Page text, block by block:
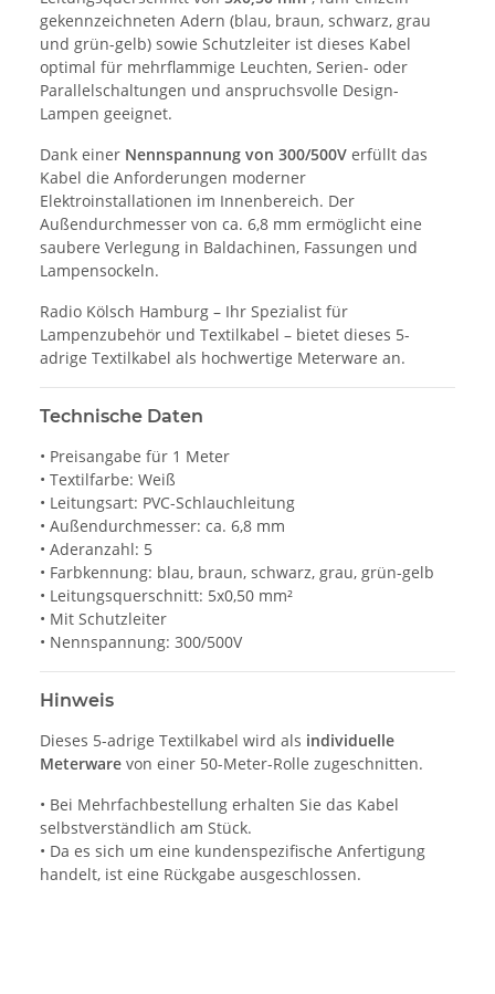
gekennzeichneten Adern (blau, braun, schwarz, grau
und grün-gelb) sowie Schutzleiter ist dieses Kabel
optimal für mehrflammige Leuchten, Serien- oder
Parallelschaltungen und anspruchsvolle Design-
Lampen geeignet.
Dank einer Nennspannung von 300/500V erfüllt das
Kabel die Anforderungen moderner
Elektroinstallationen im Innenbereich. Der
Außendurchmesser von ca. 6,8 mm ermöglicht eine
saubere Verlegung in Baldachinen, Fassungen und
Lampensockeln.
Radio Kölsch Hamburg – Ihr Spezialist für
Lampenzubehör und Textilkabel – bietet dieses 5-
adrige Textilkabel als hochwertige Meterware an.
Technische Daten
• Preisangabe für 1 Meter
• Textilfarbe: Weiß
• Leitungsart: PVC-Schlauchleitung
• Außendurchmesser: ca. 6,8 mm
• Aderanzahl: 5
• Farbkennung: blau, braun, schwarz, grau, grün-gelb
• Leitungsquerschnitt: 5x0,50 mm²
• Mit Schutzleiter
• Nennspannung: 300/500V
Hinweis
Dieses 5-adrige Textilkabel wird als individuelle
Meterware von einer 50-Meter-Rolle zugeschnitten.
• Bei Mehrfachbestellung erhalten Sie das Kabel
selbstverständlich am Stück.
• Da es sich um eine kundenspezifische Anfertigung
handelt, ist eine Rückgabe ausgeschlossen.